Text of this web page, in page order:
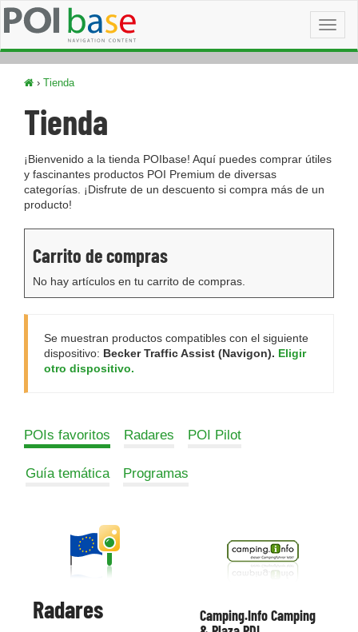
› Tienda
Tienda
¡Bienvenido a la tienda POIbase! Aquí puedes comprar útiles
y fascinantes productos POI Premium de diversas
categorías. ¡Disfrute de un descuento si compra más de un
producto!
Carrito de compras
No hay artículos en tu carrito de compras.
Se muestran productos compatibles con el siguiente
dispositivo: Becker Traffic Assist (Navigon). Eligir
otro dispositivo.
POIs favoritos Radares POI Pilot
Guía temática Programas
Radares
Camping.Info Camping